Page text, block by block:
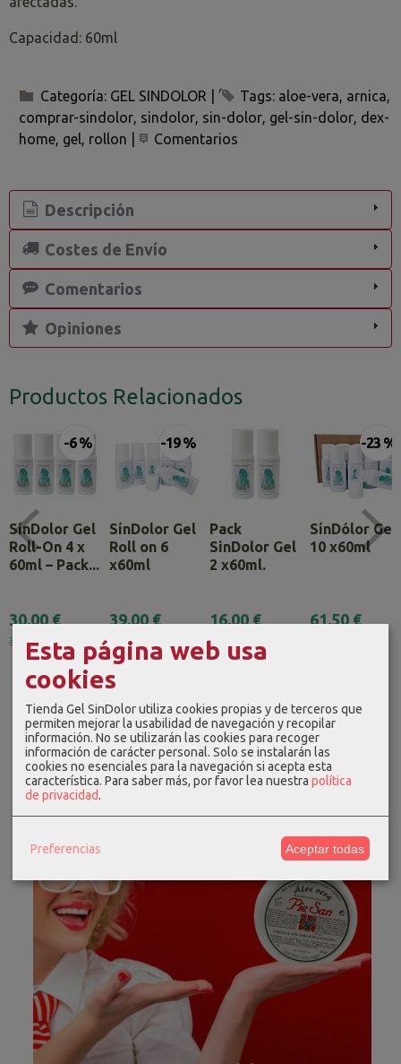
Capacidad: 60ml
Categoría: GEL SINDOLOR Tags: aloe-vera arnica
comprar-sindolor sindolor sin-dolor gel-sin-dolor dex-
home gel rollon Comentarios
Descripción
Costes de Envío
Comentarios
Opiniones
Productos Relacionados
-6 %
SínDolor Gel
Roll-On 4 x
60ml – Pack...
30,00 €
32,00 €
-19 %
SínDolor Gel
Roll on 6
x60ml
39,00 €
48,00 €
Pack
SinDolor Gel
2 x60ml.
16,00 €
-23 %
SínDólor Gel
10 x60ml
61,50 €
Esta página web usa
cookies
Tienda Gel SinDolor utiliza cookies propias y de terceros que
permiten mejorar la usabilidad de navegación y recopilar
información. No se utilizarán las cookies para recoger
información de carácter personal. Solo se instalarán las
cookies no esenciales para la navegación si acepta esta
característica. Para saber más, por favor lea nuestra política
de privacidad.
Preferencias Aceptar todas